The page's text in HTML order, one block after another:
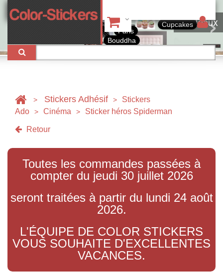
Tableaux
Bouddha
Paris
Cupcakes
> Stickers Adhésif >
Stickers
Ado
> Cinéma > Sticker héros Spiderman
Retour
Toutes les commandes passées à
compter du jeudi 30 juillet 2026
seront traitées à partir du lundi 24 août
2026.
L'ÉQUIPE DE COLOR STICKERS
VOUS SOUHAITE D'EXCELLENTES
VACANCES.